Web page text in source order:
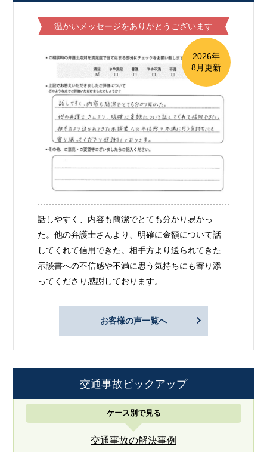
温かいメッセージをありがとうございます
2026年
8月更新
話しやすく、内容も簡潔でとても分かり易かっ
た。他の弁護士さんより、明確に金額について話
してくれて信用できた。相手方より送られてきた
示談書への不信感や不満に思う気持ちにも寄り添
ってくださり感謝しております。
お客様の声一覧へ
交通事故ピックアップ
ケース別で見る
交通事故の解決事例